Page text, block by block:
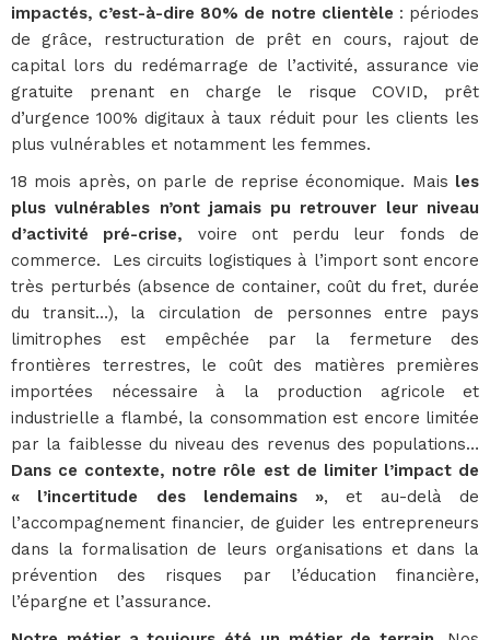
impactés, c’est-à-dire 80% de notre clientèle : périodes
de grâce, restructuration de prêt en cours, rajout de
capital lors du redémarrage de l’activité, assurance vie
gratuite prenant en charge le risque COVID, prêt
d’urgence 100% digitaux à taux réduit pour les clients les
plus vulnérables et notamment les femmes.
18 mois après, on parle de reprise économique. Mais les
plus vulnérables n’ont jamais pu retrouver leur niveau
d’activité pré-crise, voire ont perdu leur fonds de
commerce. Les circuits logistiques à l’import sont encore
très perturbés (absence de container, coût du fret, durée
du transit…), la circulation de personnes entre pays
limitrophes est empêchée par la fermeture des
frontières terrestres, le coût des matières premières
importées nécessaire à la production agricole et
industrielle a flambé, la consommation est encore limitée
par la faiblesse du niveau des revenus des populations…
Dans ce contexte, notre rôle est de limiter l’impact de
« l’incertitude des lendemains », et au-delà de
l’accompagnement financier, de guider les entrepreneurs
dans la formalisation de leurs organisations et dans la
prévention des risques par l’éducation financière,
l’épargne et l’assurance.